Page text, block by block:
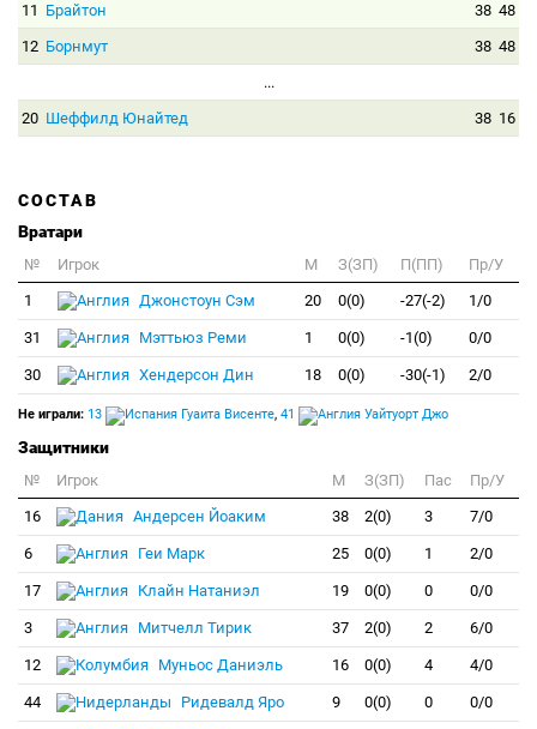
11 Брайтон 38 48
12 Борнмут 38 48
...
20 Шеффилд Юнайтед 38 16
СОСТАВ
Вратари
№ Игрок M З(ЗП) П(ПП)
Пр/У
1
Джонстоун Сэм 20 0(0) -27(-2) 1/0
31 Мэттьюз Реми 1 0(0) -1(0) 0/0
30 Хендерсон Дин 18 0(0) -30(-1) 2/0
Не играли: 13 Гуаита Висенте, 41 Уайтуорт Джо
Защитники
№ Игрок M З(ЗП) Пас
Пр/У
16
Андерсен Йоаким 38 2(0) 3 7/0
6 Геи Марк 25 0(0) 1 2/0
17 Клайн Натаниэл 19 0(0) 0 0/0
3 Митчелл Тирик 37 2(0) 2 6/0
12 Муньос Даниэль 16 0(0) 4 4/0
44 Ридевалд Яро 9 0(0) 0 0/0